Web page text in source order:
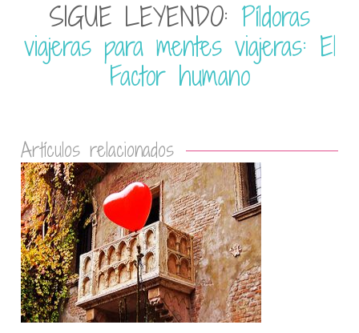
SIGUE LEYENDO: Píldoras
viajeras para mentes viajeras: El
Factor humano
Artículos relacionados